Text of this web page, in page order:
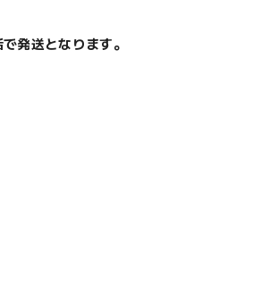
発送となります。